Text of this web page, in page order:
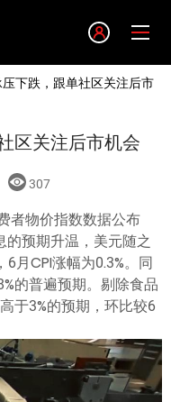
压下跌，跟单社区关注后市
区关注后市机会
307
者物价指数数据公布
的预期升温，美元随之
月CPI涨幅为0.3%。同
的普遍预期。剔除食品
于3%的预期，环比较6